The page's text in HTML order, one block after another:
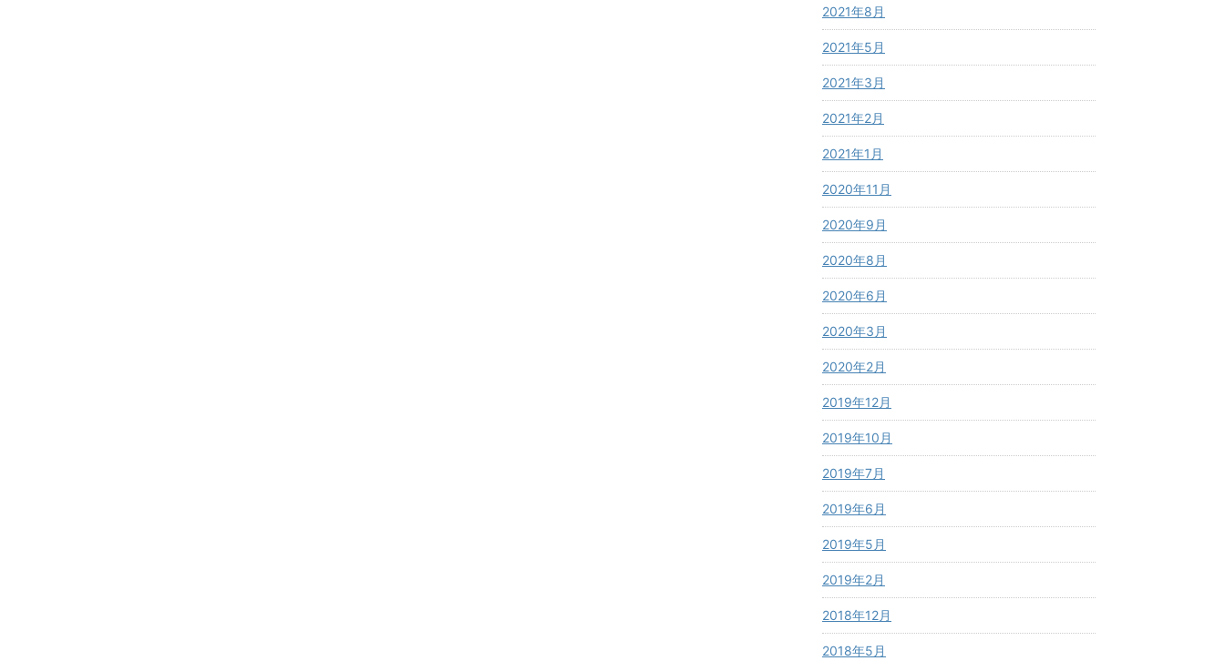
2021年8月
2021年5月
2021年3月
2021年2月
2021年1月
2020年11月
2020年9月
2020年8月
2020年6月
2020年3月
2020年2月
2019年12月
2019年10月
2019年7月
2019年6月
2019年5月
2019年2月
2018年12月
2018年5月